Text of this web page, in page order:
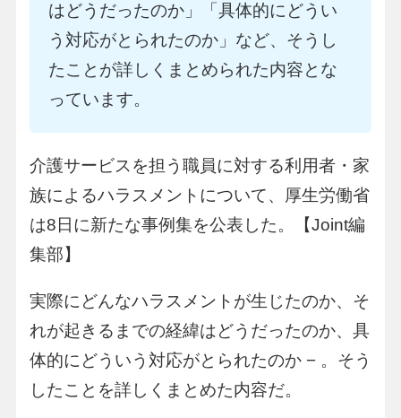
はどうだったのか」「具体的にどうい
う対応がとられたのか」など、そうし
たことが詳しくまとめられた内容とな
っています。
介護サービスを担う職員に対する利用者・家
族によるハラスメントについて、厚生労働省
は8日に新たな事例集を公表した。【Joint編
集部】
実際にどんなハラスメントが生じたのか、そ
れが起きるまでの経緯はどうだったのか、具
体的にどういう対応がとられたのか − 。そう
したことを詳しくまとめた内容だ。